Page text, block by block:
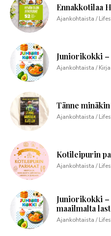
Ennakkotilaa
Ajankohtaista /
Juniorikokki
Ajankohtaista /
Tänne
Ajankohtaista /
Kotileipurin
Ajankohtaista /
Juniorikokki
maailmalta
Ajankohtaista /